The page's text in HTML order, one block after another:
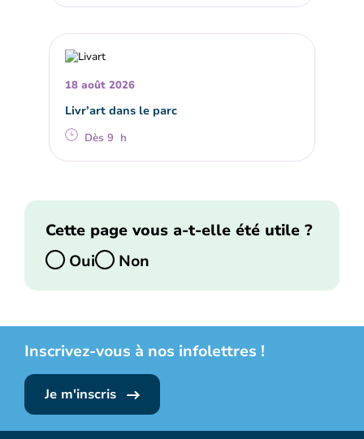
18 août 2026
Livr’art dans le parc
Dès 9 h
Cette page vous a-t-elle été utile ?
Oui
Non
Inscrivez-vous à nos infolettres !
Je m'inscris